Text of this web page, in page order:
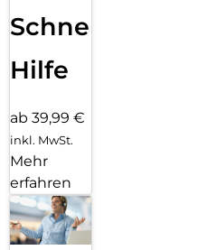
Schnelle
Hilfe
ab 39,99 €
inkl. MwSt.
Mehr
erfahren